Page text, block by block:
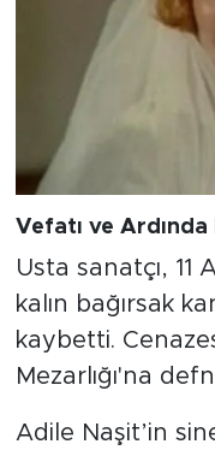
Vefatı ve Ardında
Usta sanatçı, 11
kalın bağırsak
kaybetti.
Mezarlığı'na
Adile Naşit’in